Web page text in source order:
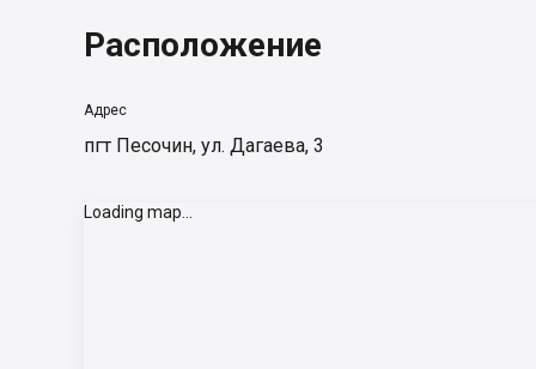
Расположение
Адрес
пгт Песочин, ул. Дагаева, 3
Loading map...